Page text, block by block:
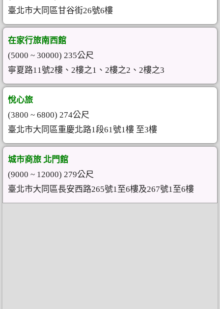
臺北市大同區甘谷街26號6樓
在家行旅南西館
(5000 ~ 30000) 235公尺
寧夏路11號2樓、2樓之1、2樓之2、2樓之3
悅心旅
(3800 ~ 6800) 274公尺
臺北市大同區重慶北路1段61號1樓 至3樓
城市商旅 北門館
(9000 ~ 12000) 279公尺
臺北市大同區長安西路265號1至6樓及267號1至6樓